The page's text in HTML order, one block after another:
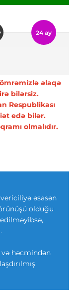
24 ay
əlaqə
bilərsiz.
Respublikası
edə bilər.
olmalıdır.
əsasən
olduğu
və həcmindən